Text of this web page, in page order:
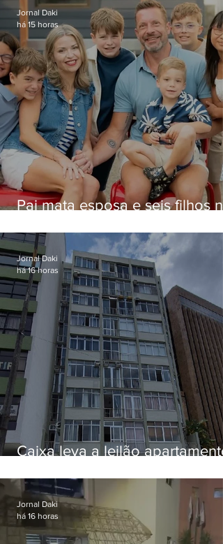
Pai mata esposa e seis filhos
Jornal Daki
há 15 horas
Caixa leva a leilão apartamento
Botafogo
Jornal Daki
há 16 horas
Jornal Daki
há 16 horas